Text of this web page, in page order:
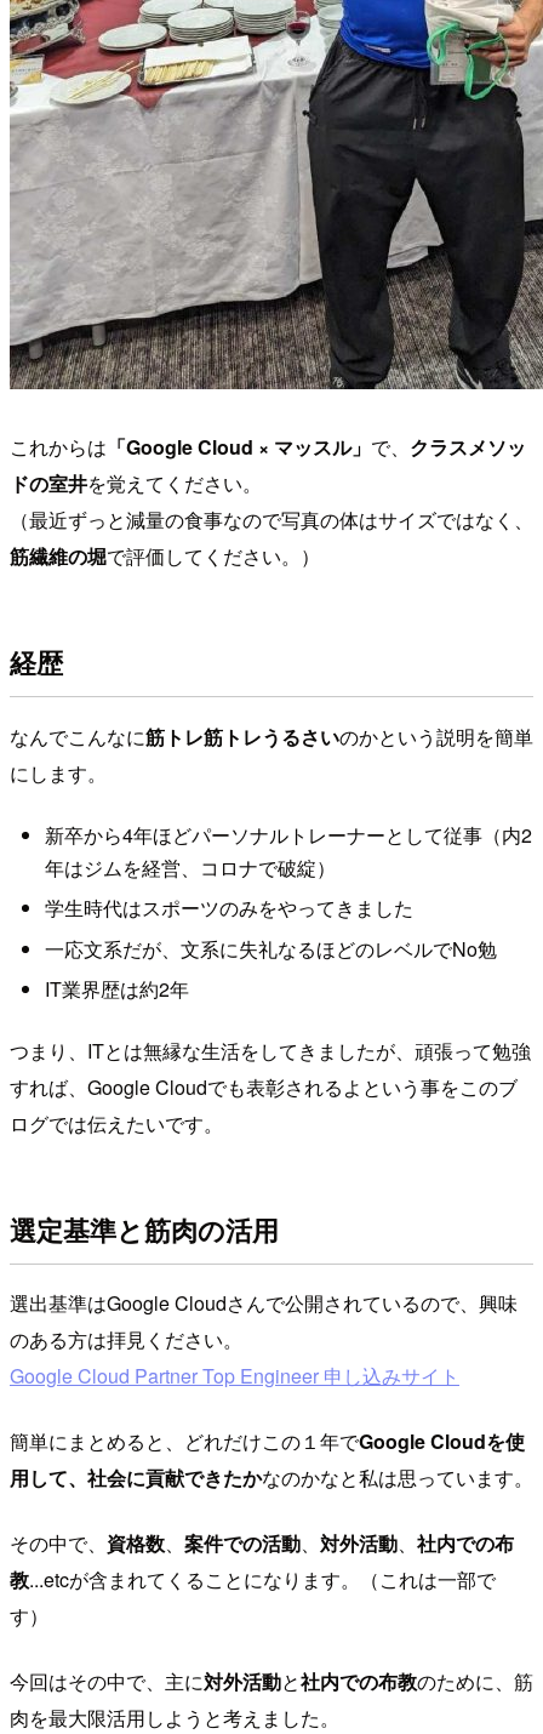
これからは 「Google Cloud × マッスル」 で、 クラスメソッ
ドの室井を覚えてください。
（最近ずっと減量の食事なので写真の体はサイズではなく、
筋繊維の堀で評価してください。）
経歴
なんでこんなに筋トレ筋トレうるさいのかという説明を簡単
にします。
新卒から4年ほどパーソナルトレーナーとして従事（内2
年はジムを経営、コロナで破綻）
学生時代はスポーツのみをやってきました
一応文系だが、文系に失礼なるほどのレベルでNo勉
IT業界歴は約2年
つまり、ITとは無縁な生活をしてきましたが、頑張って勉強
すれば、Google Cloudでも表彰されるよという事をこのブ
ログでは伝えたいです。
選定基準と筋肉の活用
選出基準はGoogle Cloudさんで公開されているので、興味
のある方は拝見ください。
Google Cloud Partner Top Engineer 申し込みサイト
簡単にまとめると、どれだけこの１年でGoogle Cloudを使
用して、社会に貢献できたかなのかなと私は思っています。
その中で、 資格数、 案件での活動、 対外活動、 社内での布
教...etcが含まれてくることになります。（これは一部で
す）
今回はその中で、主に対外活動と社内での布教のために、筋
肉を最大限活用しようと考えました。